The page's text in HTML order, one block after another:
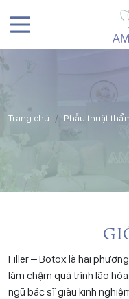
Trang chủ Phẫu thuật
Filler – Botox là hai
làm chậm quá trình lão
ngũ bác sĩ giàu kinh